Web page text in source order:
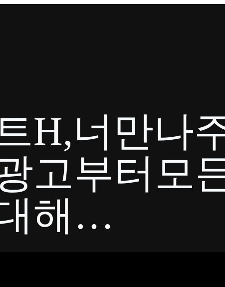
H,너만나
고부터모
해…